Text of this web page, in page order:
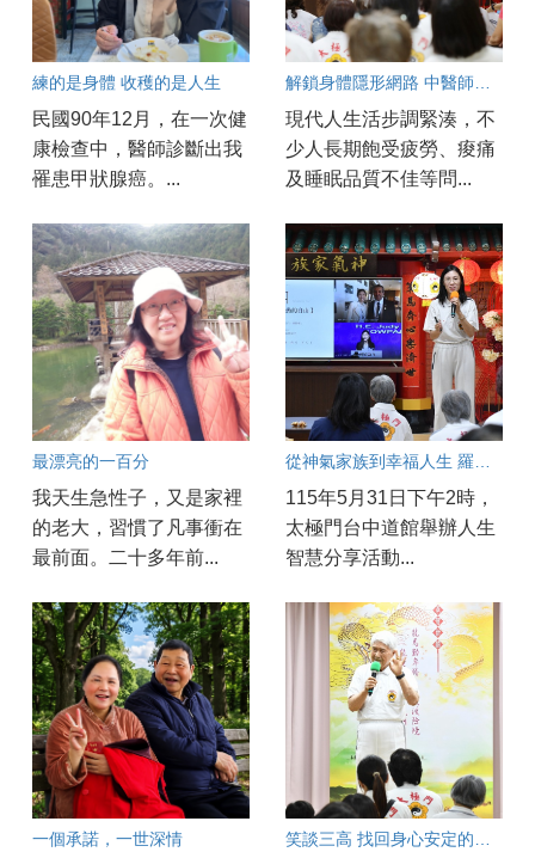
練的是身體 收穫的是人生
民國90年12月，在一次健
康檢查中，醫師診斷出我
罹患甲狀腺癌。...
現代人生活步調緊湊，不
少人長期飽受疲勞、痠痛
及睡眠品質不佳等問...
最漂亮的一百分
我天生急性子，又是家裡
的老大，習慣了凡事衝在
最前面。二十多年前...
115年5月31日下午2時，
太極門台中道館舉辦人生
智慧分享活動...
一個承諾，一世深情 笑談三高 找回身心安定的健康之道